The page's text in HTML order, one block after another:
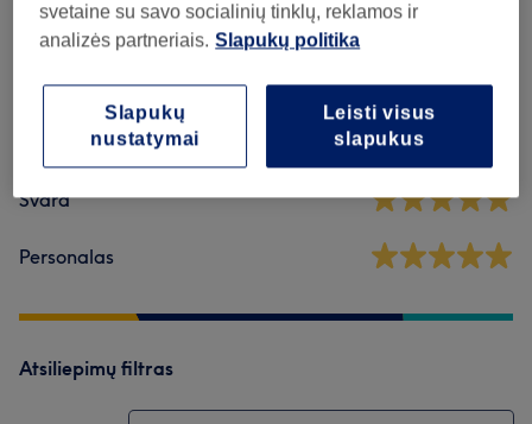
5,0 178 atsiliepimai
Atmosfera
Švara
Personalas
Atsiliepimų filtras
svetaine su savo socialinių tinklų, reklamos ir
analizės partneriais. Slapukų politika
Leisti visus
slapukus
Slapukų
nustatymai